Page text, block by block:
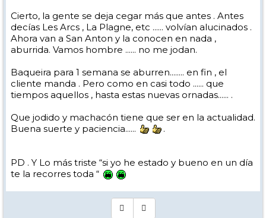
Cierto, la gente se deja cegar más que antes . Antes
decías Les Arcs , La Plagne, etc ...... volvían alucinados .
Ahora van a San Anton y la conocen en nada ,
aburrida. Vamos hombre ...... no me jodan.
Baqueira para 1 semana se aburren........ en fin , el
cliente manda . Pero como en casi todo ...... que
tiempos aquellos , hasta estas nuevas ornadas...... .
Que jodido y machacón tiene que ser en la actualidad.
Buena suerte y paciencia......
.
PD . Y Lo más triste “si yo he estado y bueno en un día
te la recorres toda “